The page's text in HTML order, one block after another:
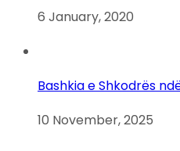
6 January, 2020
Bashkia e Shkodrës
10 November, 2025